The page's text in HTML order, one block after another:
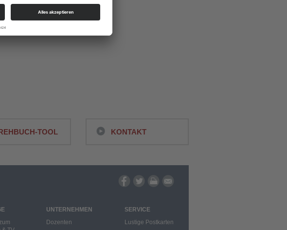
TOOL KONTAKT
UNTERNEHMEN
Dozenten
SERVICE
Lustige Postkarten